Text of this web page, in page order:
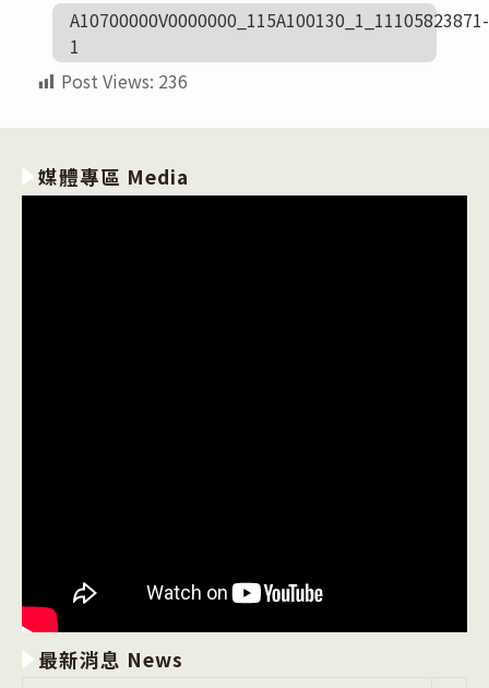
A10700000V0000000_115A100130_1_11105823871-
1
Post Views: 236
媒體專區 Media
最新消息 News